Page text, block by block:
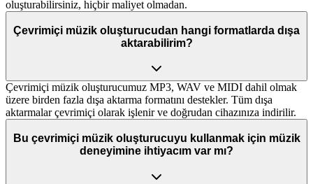
oluşturabilirsiniz, hiçbir maliyet olmadan.
Çevrimiçi müzik oluşturucudan hangi formatlarda dışa
aktarabilirim?
Çevrimiçi müzik oluşturucumuz MP3, WAV ve MIDI dahil olmak
üzere birden fazla dışa aktarma formatını destekler. Tüm dışa
aktarmalar çevrimiçi olarak işlenir ve doğrudan cihazınıza indirilir.
Bu çevrimiçi müzik oluşturucuyu kullanmak için müzik
deneyimine ihtiyacım var mı?